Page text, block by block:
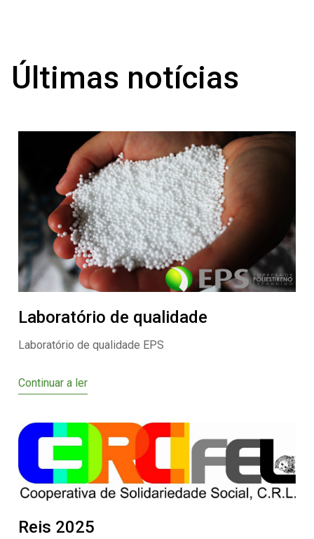
Últimas notícias
Laboratório de qualidade
Laboratório de qualidade EPS
Continuar a ler
Reis 2025